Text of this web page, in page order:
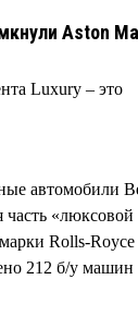
Aston
Luxury – это
автомобили
часть «люксовой
Rolls-
212 б/у машин